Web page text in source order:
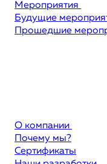
Мероприятия
Будущие
Прошедшие
О компании
Почему мы?
Сертификаты